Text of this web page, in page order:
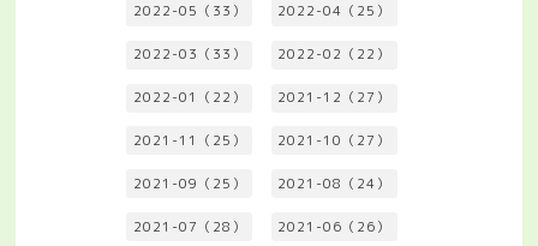
2022-05（33） 2022-04（25）
2022-03（33） 2022-02（22）
2022-01（22） 2021-12（27）
2021-11（25） 2021-10（27）
2021-09（25） 2021-08（24）
2021-07（28） 2021-06（26）